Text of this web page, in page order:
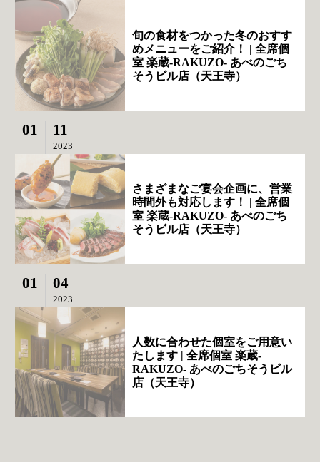
旬の食材をつかった冬のおすす
めメニューをご紹介！ | 全席個
室 楽蔵‐RAKUZO‐ あべのごち
そうビル店（天王寺）
01 11
2023
さまざまなご宴会企画に、営業
時間外も対応します！ | 全席個
室 楽蔵‐RAKUZO‐ あべのごち
そうビル店（天王寺）
01 04
2023
人数に合わせた個室をご用意い
たします | 全席個室 楽蔵‐
RAKUZO‐ あべのごちそうビル
店（天王寺）